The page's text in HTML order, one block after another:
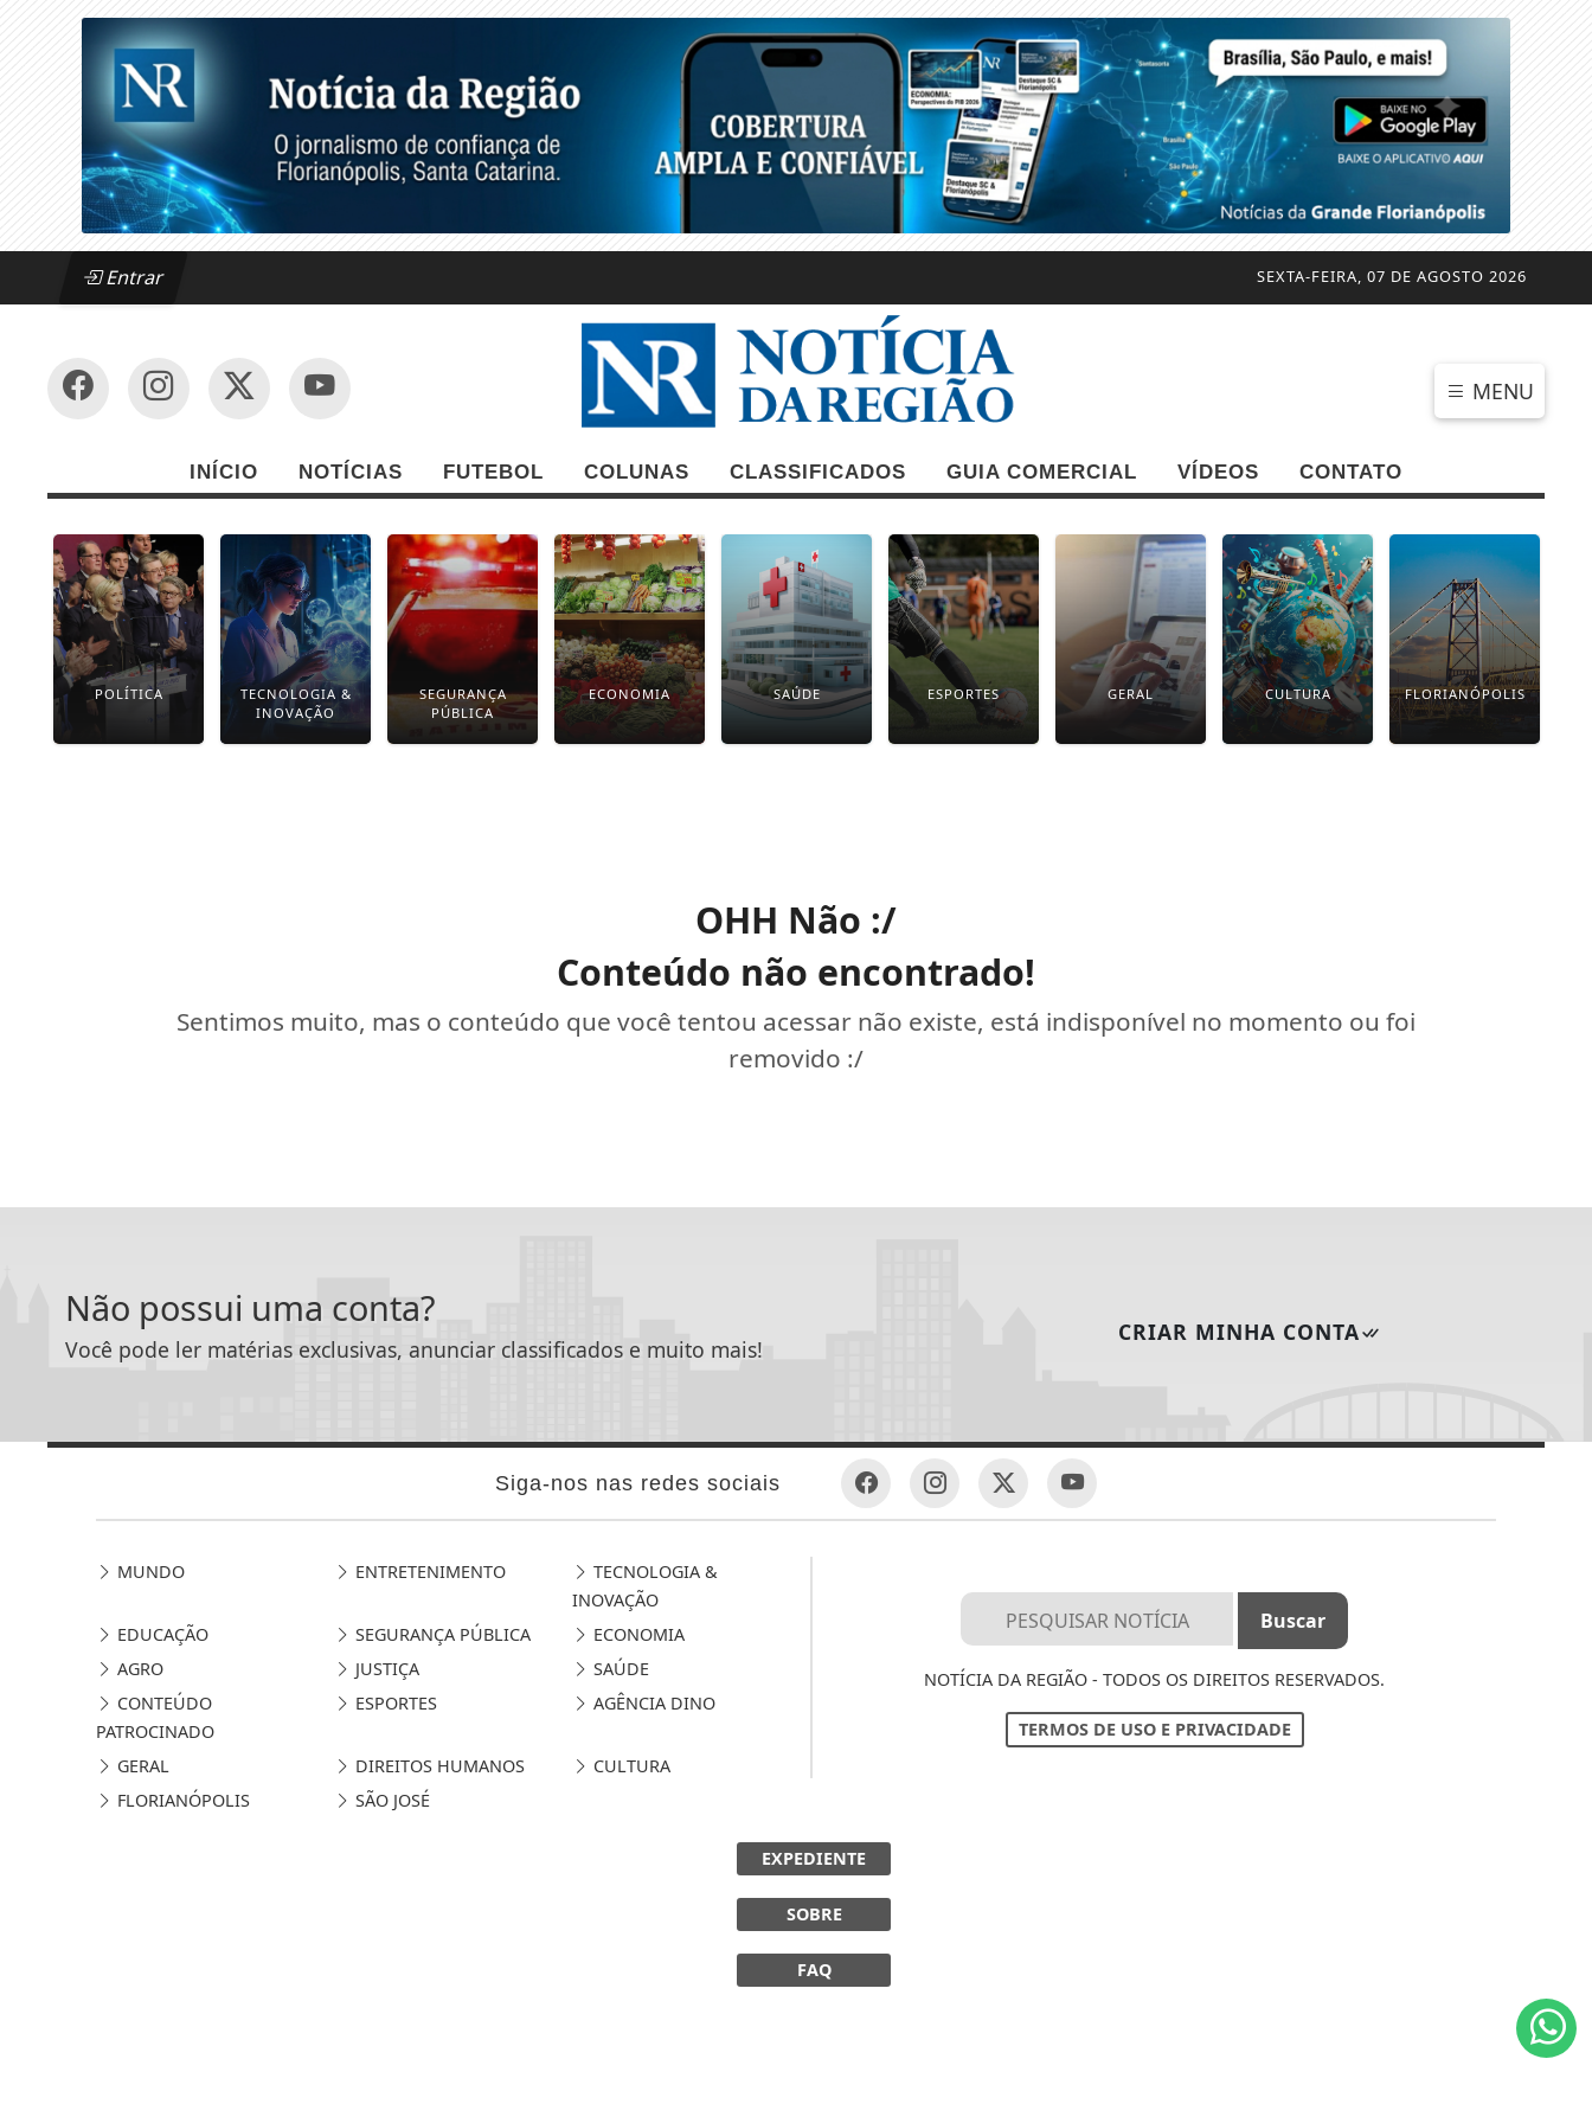
Entrar SEXTA-FEIRA, 07 DE AGOSTO 2026
MENU
INÍCIO NOTÍCIAS FUTEBOL COLUNAS CLASSIFICADOS GUIA COMERCIAL VÍDEOS CONTATO
POLÍTICA
TECNOLOGIA &
INOVAÇÃO
SEGURANÇA
PÚBLICA
ECONOMIA SAÚDE ESPORTES GERAL CULTURA FLORIANÓPOLIS
OHH Não :/
Conteúdo não encontrado!
Sentimos muito, mas o conteúdo que você tentou acessar não existe, está indisponível no momento ou foi
removido :/
Não possui uma conta?
Você pode ler matérias exclusivas, anunciar classificados e muito mais!
CRIAR MINHA CONTA
Siga-nos nas redes sociais
MUNDO ENTRETENIMENTO
TECNOLOGIA &
INOVAÇÃO
EDUCAÇÃO
SEGURANÇA PÚBLICA
ECONOMIA
AGRO
JUSTIÇA
SAÚDE
CONTEÚDO
PATROCINADO
ESPORTES AGÊNCIA DINO
GERAL DIREITOS HUMANOS
CULTURA
FLORIANÓPOLIS
SÃO JOSÉ
NOTÍCIA DA REGIÃO - TODOS OS DIREITOS RESERVADOS.
TERMOS DE USO E PRIVACIDADE
EXPEDIENTE
SOBRE
FAQ